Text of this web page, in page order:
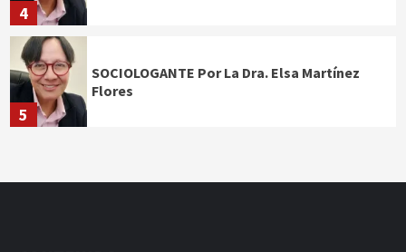
4
5
SOCIOLOGANTE Por La Dra. Elsa Martínez
Flores